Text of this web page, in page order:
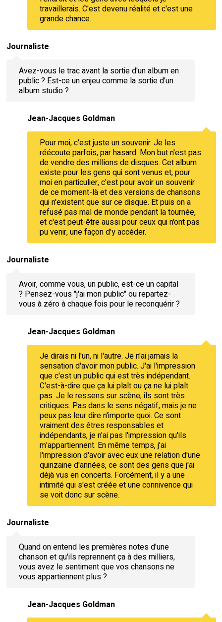
travaillerais. C'est devenu réalité et c'est une
grande chance.
Journaliste
Avez-vous le trac avant la sortie d'un album en
public ? Est-ce un enjeu comme la sortie d'un
album studio ?
Jean-Jacques Goldman
Pour moi, c'est juste un souvenir. Je les
réécoute parfois, par hasard. Mon but n'est pas
de vendre des millions de disques. Cet album
existe pour les gens qui sont venus et, pour
moi en particulier, c'est pour avoir un souvenir
de ce moment-là et des versions de chansons
qui n'existent que sur ce disque. Et puis on a
refusé pas mal de monde pendant la tournée,
et c'est peut-être aussi pour ceux qui n'ont pas
pu venir, une façon d'y accéder.
Journaliste
Avoir, comme vous, un public, est-ce un capital
? Pensez-vous "j'ai mon public" ou repartez-
vous à zéro à chaque fois pour le reconquérir ?
Jean-Jacques Goldman
Je dirais ni l'un, ni l'autre. Je n'ai jamais la
sensation d'avoir mon public. J'ai l'impression
que c'est un public qui est très indépendant.
C'est-à-dire que ça lui plaît ou ça ne lui plaît
pas. Je le ressens sur scène, ils sont très
critiques. Pas dans le sens négatif, mais je ne
peux pas leur dire n'importe quoi. Ce sont
vraiment des êtres responsables et
indépendants, je n'ai pas l'impression qu'ils
m'appartiennent. En même temps, j'ai
l'impression d'avoir avec eux une relation d'une
quinzaine d'années, ce sont des gens que j'ai
déjà vus en concerts. Forcément, il y a une
intimité qui s'est créée et une connivence qui
se voit donc sur scène.
Journaliste
Quand on entend les premières notes d'une
chanson et qu'ils reprennent ça à des milliers,
vous avez le sentiment que vos chansons ne
vous appartiennent plus ?
Jean-Jacques Goldman